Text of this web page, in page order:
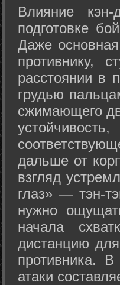
Влияние
подготовке
Даже
противнику,
расстоянии в
грудью
сжимающего
дальше от
взгляд
глаз» — тэн-
нужно
начала
дистанцию
противника.
атаки